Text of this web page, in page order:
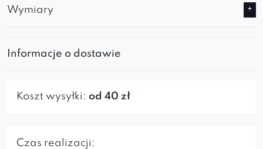
Wymiary
Informacje o dostawie
Koszt wysyłki: od 40 zł
Czas realizacji: